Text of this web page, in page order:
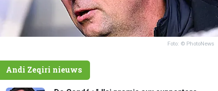
Foto: © PhotoNews
Andi Zeqiri nieuws